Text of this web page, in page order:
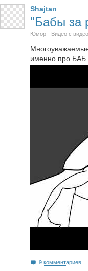
Shajtan
"Бабы за
Юмор Видео с
именно про БАБ
9 комментариев